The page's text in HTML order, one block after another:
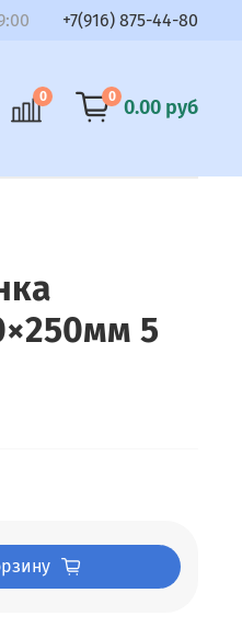
+7(916) 875-44-80
0 0 0.00 руб
5